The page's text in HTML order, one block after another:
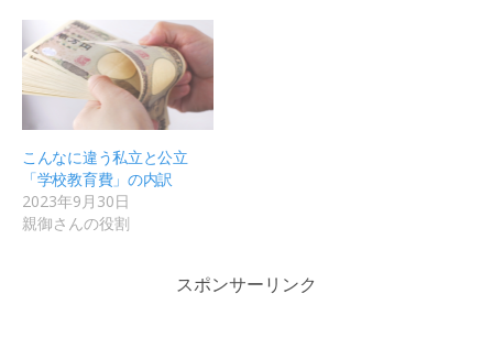
こんなに違う私立と公立
「学校教育費」の内訳
2023年9月30日
親御さんの役割
スポンサーリンク